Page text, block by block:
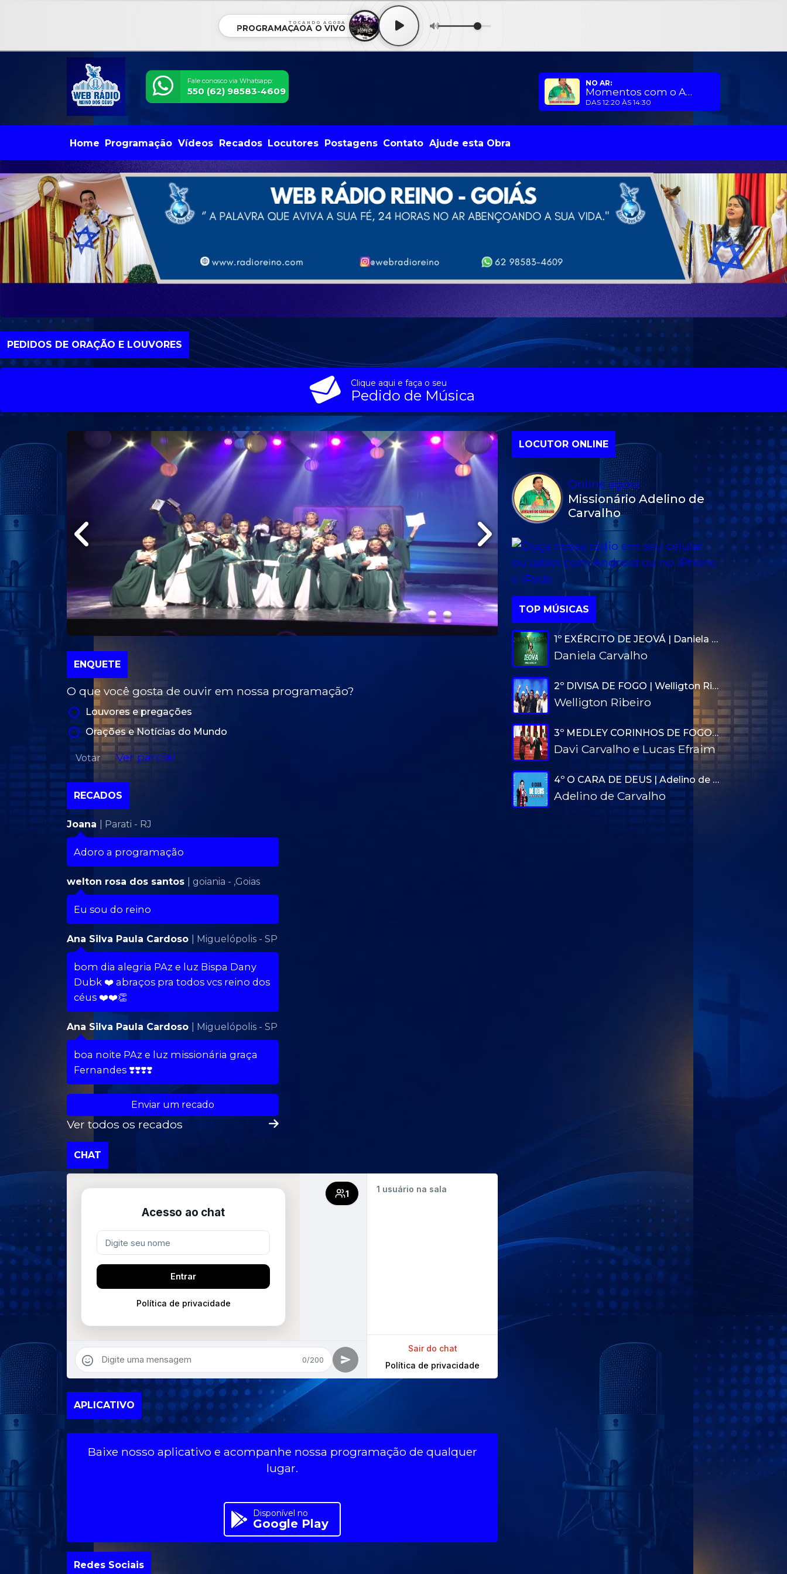
TOCANDO AGORA
PROGRAMAÇÃOA O VIVO
Fale conosco via Whatsapp:
550 (62) 98583-4609
NO AR:
Momentos com o Apóstolo
DAS 12:20 ÀS 14:30
Home Programação Vídeos Recados Locutores Postagens Contato Ajude esta Obra
PEDIDOS DE ORAÇÃO E LOUVORES
Clique aqui e faça o seu
Pedido de Música
VOCÊ TEM
UM PAPEL
PRA DEUS |
Receba a
oração com o
Bispo
Gomes
Os ciclos
da vida |
Apóstolo
Adelino
Carvalho
ENQUETE
O que você gosta de ouvir em nossa programação?
Louvores e pregações
Orações e Notícias do Mundo
Votar Ver parcial
RECADOS
Joana | Parati - RJ
Adoro a programação
welton rosa dos santos | goiania - ,Goias
Eu sou do reino
Ana Silva Paula Cardoso | Miguelópolis - SP
bom dia alegria PAz e luz Bispa Dany
Dubk ❤️ abraços pra todos vcs reino dos
céus ❤️❤️👏
Ana Silva Paula Cardoso | Miguelópolis - SP
boa noite PAz e luz missionária graça
Fernandes ❣️❣️❣️❣️
Enviar um recado
Ver todos os recados
CHAT
APLICATIVO
Baixe nosso aplicativo e acompanhe nossa programação de qualquer
lugar.
Disponível no
Google Play
Redes Sociais
LOCUTOR ONLINE
Online agora
Missionário Adelino de
Carvalho
TOP MÚSICAS
1º EXÉRCITO DE JEOVÁ | Daniela Carvalho
Daniela Carvalho
2º DIVISA DE FOGO | Welligton Ribeiro
Welligton Ribeiro
3º MEDLEY CORINHOS DE FOGO | Davi Carvalho e Lucas Efraim
Davi Carvalho e Lucas Efraim
4º O CARA DE DEUS | Adelino de Carvalho (Lyrics vídeo)
Adelino de Carvalho